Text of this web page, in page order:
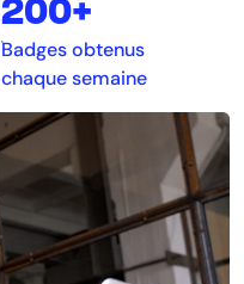
200+
Badges obtenus
chaque semaine